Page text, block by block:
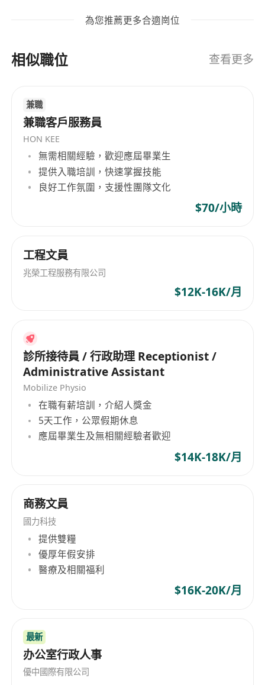
中五或以上學歷
熟悉中英文輸入，熟悉電腦操作
工作時間： 每週五天工作，共44小時
薪酬： $20,770 – $23,585（按學歷及經驗釐定）
為您推薦更多合適崗位
相似職位 查看更多
兼職
兼職客戶服務員
HON KEE
無需相關經驗，歡迎應屆畢業生
提供入職培訓，快速掌握技能
良好工作氛圍，支援性團隊文化
$70/小時
工程文員
兆榮工程服務有限公司
$12K-16K/月
診所接待員 / 行政助理 Receptionist /
Administrative Assistant
Mobilize Physio
在職有薪培訓，介紹人獎金
5天工作，公眾假期休息
應屆畢業生及無相關經驗者歡迎
$14K-18K/月
商務文員
國力科技
提供雙糧
優厚年假安排
醫療及相關福利
$16K-20K/月
最新
办公室行政人事
優中國際有限公司